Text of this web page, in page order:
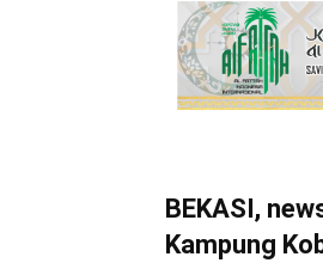
BEKASI,
Kampung